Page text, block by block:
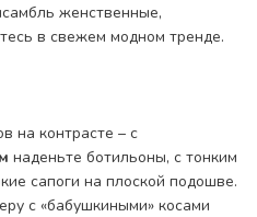
женственные,
в свежем модном тренде.
на контрасте – с
наденьте ботильоны, с тонким
сапоги на плоской подошве.
с «бабушкиными» косами